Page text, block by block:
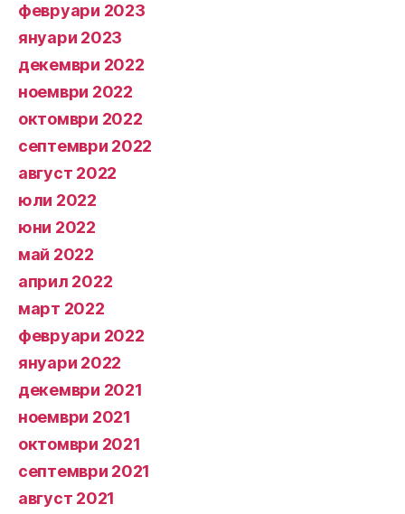
февруари 2023
януари 2023
декември 2022
ноември 2022
октомври 2022
септември 2022
август 2022
юли 2022
юни 2022
май 2022
април 2022
март 2022
февруари 2022
януари 2022
декември 2021
ноември 2021
октомври 2021
септември 2021
август 2021